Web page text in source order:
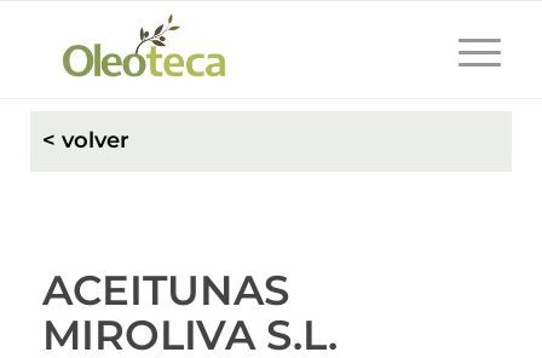
< volver
ACEITUNAS
MIROLIVA S.L.